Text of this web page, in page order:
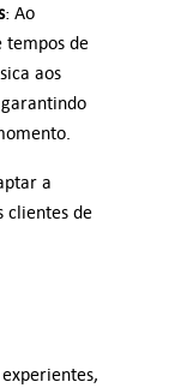
: Ao
tempos de
aos
a
clientes de